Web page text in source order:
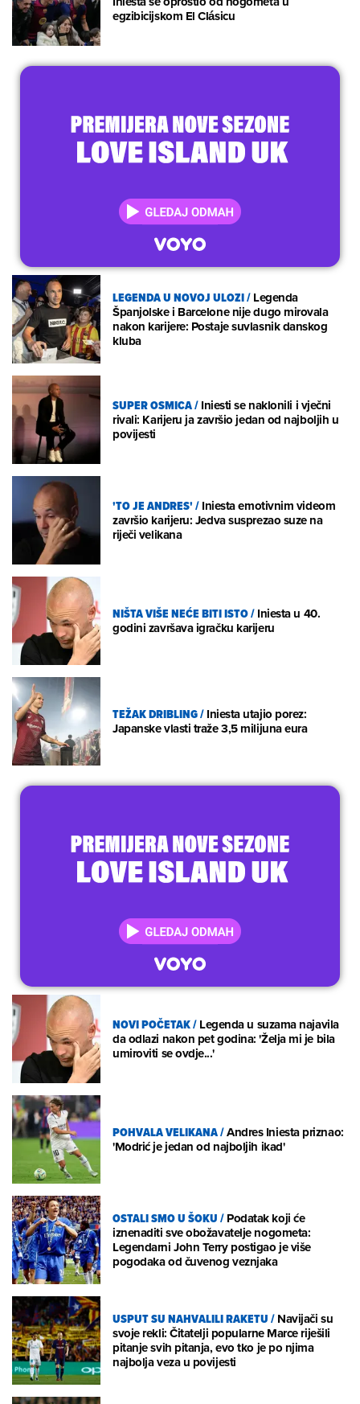
egzibicijskom El Clásicu
LEGENDA U NOVOJ ULOZI/Legenda
Španjolske i Barcelone nije dugo mirovala
nakon karijere: Postaje suvlasnik danskog
kluba
SUPER OSMICA/Iniesti se naklonili i vječni
rivali: Karijeru ja završio jedan od najboljih u
povijesti
'TO JE ANDRES'/Iniesta emotivnim videom
završio karijeru: Jedva susprezao suze na
riječi velikana
NIŠTA VIŠE NEĆE BITI ISTO/Iniesta u 40.
godini završava igračku karijeru
TEŽAK DRIBLING/Iniesta utajio porez:
Japanske vlasti traže 3,5 milijuna eura
NOVI POČETAK/Legenda u suzama najavila
da odlazi nakon pet godina: 'Želja mi je bila
umiroviti se ovdje...'
POHVALA VELIKANA/Andres Iniesta priznao:
'Modrić je jedan od najboljih ikad'
OSTALI SMO U ŠOKU/Podatak koji će
iznenaditi sve obožavatelje nogometa:
Legendarni John Terry postigao je više
pogodaka od čuvenog veznjaka
USPUT SU NAHVALILI RAKETU/Navijači su
svoje rekli: Čitatelji popularne Marce riješili
pitanje svih pitanja, evo tko je po njima
najbolja veza u povijesti